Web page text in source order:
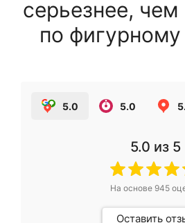
серьезнее,
по
5.0 5.0
5.0 из 5
На основе 945
Оставить